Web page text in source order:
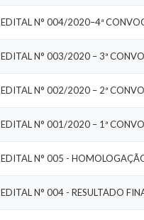
EDITAL N° 004/2020–4ª
EDITAL N° 003/2020 – 3ª
EDITAL N° 002/2020 – 2ª
EDITAL N° 005 -
EDITAL N° 004 - RESULTADO